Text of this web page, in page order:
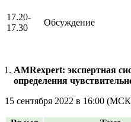
17.20-
17.30
Обсуждение
AMRexpert: экспертная
определения
15 сентября 2022 в 16:00